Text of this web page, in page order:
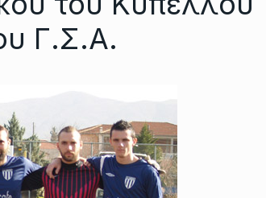
Γ.Σ.Α.